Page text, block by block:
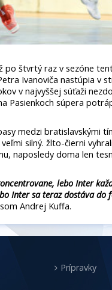
po štvrtý raz v sezóne
Ivanoviča nastúpia v
v najvyššej súťaži
Pasienkoch súpera
medzi bratislavskými
silný. žlto-čierni
naposledy doma len
lebo Inter
Inter sa teraz dostáva do
Andrej Kuffa.
Prípravky